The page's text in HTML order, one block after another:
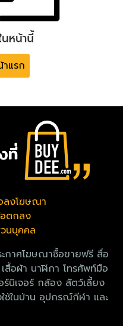
แรก
ลงโฆษณา
อตกลง
นบุคคล
ะกาศโฆษณาซื้อขายฟรี สื่อ
สื้อผ้า นาฬิกา โทรศัพท์มือ
นิเจอร์ กล้อง สัตว์เลี้ยง
ช้ในบ้าน อุปกรณ์กีฬา และ